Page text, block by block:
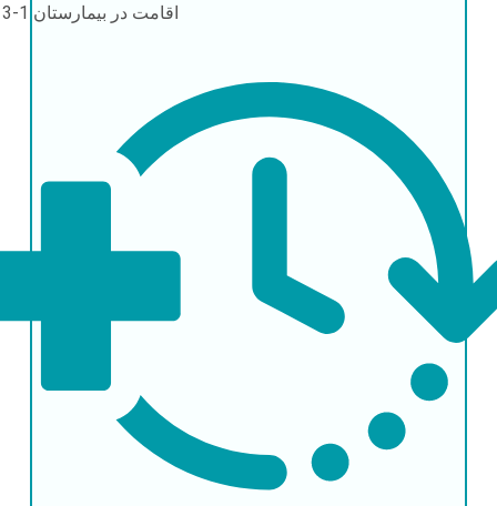
اقامت در بیمارستان 1-3 روز